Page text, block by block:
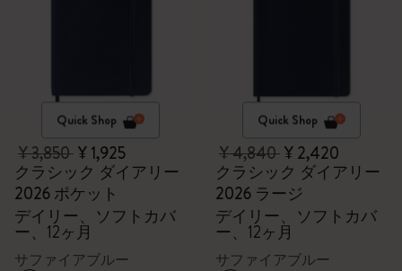
Quick Shop
¥ 3,850¥ 1,925
クラシック ダイアリー
2026 ポケット
デイリー、ソフトカバ
ー、12ヶ月
サファイアブルー
Quick Shop
¥ 4,840¥ 2,420
クラシック ダイアリー
2026 ラージ
デイリー、ソフトカバ
ー、12ヶ月
サファイアブルー